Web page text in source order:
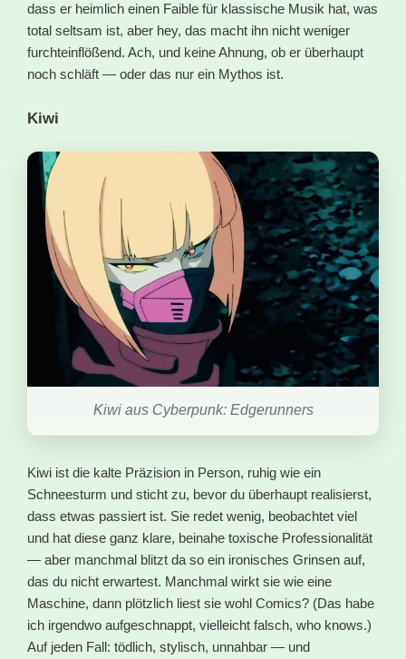
dass er heimlich einen Faible für klassische Musik hat, was
total seltsam ist, aber hey, das macht ihn nicht weniger
furchteinflößend. Ach, und keine Ahnung, ob er überhaupt
noch schläft — oder das nur ein Mythos ist.
Kiwi
Kiwi aus Cyberpunk: Edgerunners
Kiwi ist die kalte Präzision in Person, ruhig wie ein
Schneesturm und sticht zu, bevor du überhaupt realisierst,
dass etwas passiert ist. Sie redet wenig, beobachtet viel
und hat diese ganz klare, beinahe toxische Professionalität
— aber manchmal blitzt da so ein ironisches Grinsen auf,
das du nicht erwartest. Manchmal wirkt sie wie eine
Maschine, dann plötzlich liest sie wohl Comics? (Das habe
ich irgendwo aufgeschnappt, vielleicht falsch, who knows.)
Auf jeden Fall: tödlich, stylisch, unnahbar — und